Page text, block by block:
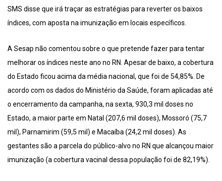
SMS disse que irá traçar as estratégias para reverter os baixos
índices, com aposta na imunização em locais específicos.
A Sesap não comentou sobre o que pretende fazer para tentar
melhorar os índices neste ano no RN. Apesar de baixo, a cobertura
do Estado ficou acima da média nacional, que foi de 54,85%. De
acordo com os dados do Ministério da Saúde, foram aplicadas até
o encerramento da campanha, na sexta, 930,3 mil doses no
Estado, a maior parte em Natal (207,6 mil doses), Mossoró (75,7
mil), Parnamirim (59,5 mil) e Macaíba (24,2 mil doses). As
gestantes são a parcela do público-alvo no RN que alcançou maior
imunização (a cobertura vacinal dessa população foi de 82,19%).